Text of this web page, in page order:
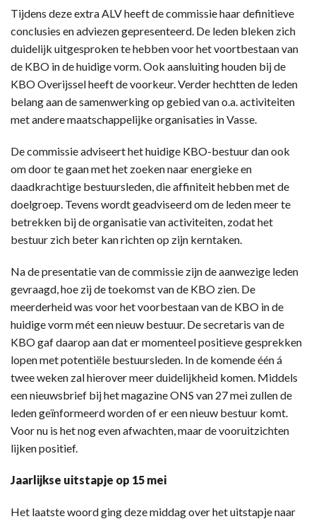
Tijdens deze extra ALV heeft de commissie haar definitieve
conclusies en adviezen gepresenteerd. De leden bleken zich
duidelijk uitgesproken te hebben voor het voortbestaan van
de KBO in de huidige vorm. Ook aansluiting houden bij de
KBO Overijssel heeft de voorkeur. Verder hechtten de leden
belang aan de samenwerking op gebied van o.a. activiteiten
met andere maatschappelijke organisaties in Vasse.
De commissie adviseert het huidige KBO-bestuur dan ook
om door te gaan met het zoeken naar energieke en
daadkrachtige bestuursleden, die affiniteit hebben met de
doelgroep. Tevens wordt geadviseerd om de leden meer te
betrekken bij de organisatie van activiteiten, zodat het
bestuur zich beter kan richten op zijn kerntaken.
Na de presentatie van de commissie zijn de aanwezige leden
gevraagd, hoe zij de toekomst van de KBO zien. De
meerderheid was voor het voorbestaan van de KBO in de
huidige vorm mét een nieuw bestuur. De secretaris van de
KBO gaf daarop aan dat er momenteel positieve gesprekken
lopen met potentiële bestuursleden. In de komende één á
twee weken zal hierover meer duidelijkheid komen. Middels
een nieuwsbrief bij het magazine ONS van 27 mei zullen de
leden geïnformeerd worden of er een nieuw bestuur komt.
Voor nu is het nog even afwachten, maar de vooruitzichten
lijken positief.
Jaarlijkse uitstapje op 15 mei
Het laatste woord ging deze middag over het uitstapje naar